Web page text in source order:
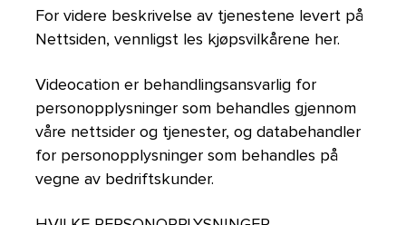
For videre beskrivelse av tjenestene levert på
Nettsiden, vennligst les kjøpsvilkårene her.
Videocation er behandlingsansvarlig for
personopplysninger som behandles gjennom
våre nettsider og tjenester, og databehandler
for personopplysninger som behandles på
vegne av bedriftskunder.